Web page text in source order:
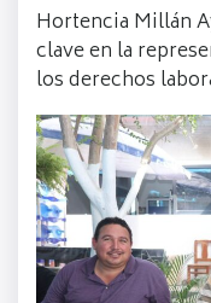
Hortencia Millán
clave en la
los derechos